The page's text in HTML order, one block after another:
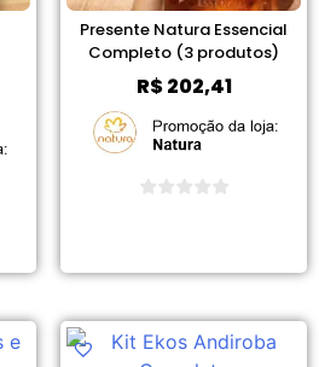
Presente Natura Essencial
Completo (3 produtos)
R$202,41